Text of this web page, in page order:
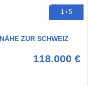
1 / 5
ZUR SCHWEIZ
118.000 €